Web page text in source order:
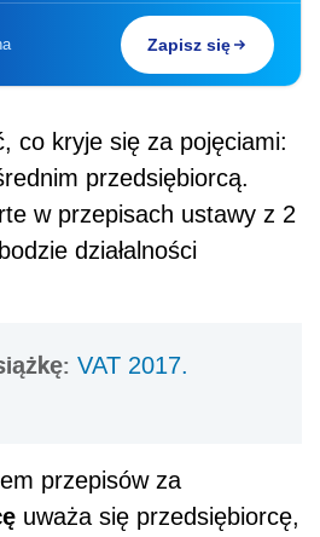
Zapisz się
co kryje się za pojęciami:
przedsiębiorcą.
w przepisach ustawy z 2
działalności
VAT 2017.
przepisów za
uważa się przedsiębiorcę,